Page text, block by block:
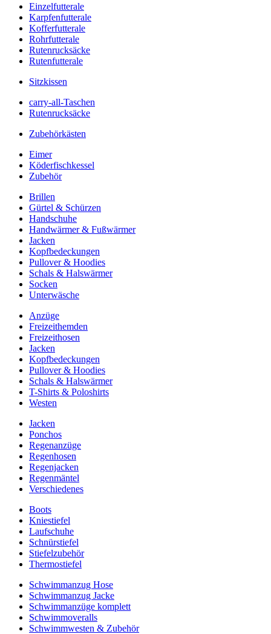
Einzelfutterale
Karpfenfutterale
Kofferfutterale
Rohrfutterale
Rutenrucksäcke
Rutenfutterale
Sitzkissen
carry-all-Taschen
Rutenrucksäcke
Zubehörkästen
Eimer
Köderfischkessel
Zubehör
Brillen
Gürtel & Schürzen
Handschuhe
Handwärmer & Fußwärmer
Jacken
Kopfbedeckungen
Pullover & Hoodies
Schals & Halswärmer
Socken
Unterwäsche
Anzüge
Freizeithemden
Freizeithosen
Jacken
Kopfbedeckungen
Pullover & Hoodies
Schals & Halswärmer
T-Shirts & Poloshirts
Westen
Jacken
Ponchos
Regenanzüge
Regenhosen
Regenjacken
Regenmäntel
Verschiedenes
Boots
Kniestiefel
Laufschuhe
Schnürstiefel
Stiefelzubehör
Thermostiefel
Schwimmanzug Hose
Schwimmanzug Jacke
Schwimmanzüge komplett
Schwimmoveralls
Schwimmwesten & Zubehör